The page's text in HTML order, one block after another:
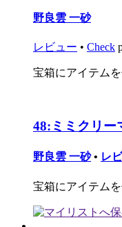
野良雲 一砂
レビュー • Check
宝箱にアイテム
48: ミミクリー
野良雲 一砂 • レ
宝箱にアイテム